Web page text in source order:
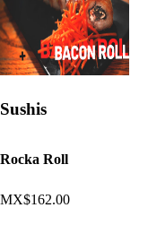
Sushis
Rocka Roll
MX$162.00